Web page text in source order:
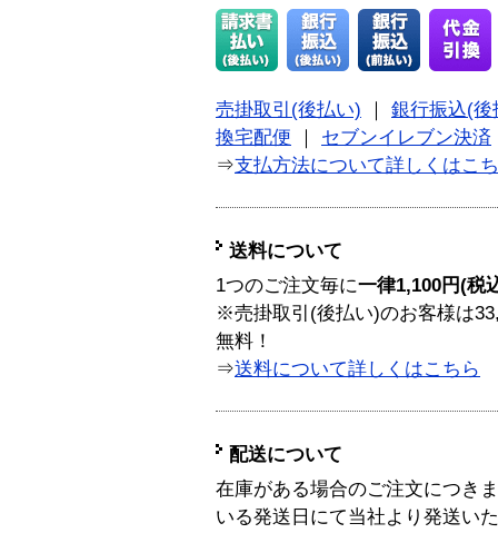
売掛取引(後払い)
銀行振込(後
換宅配便
セブンイレブン決済
⇒支払方法について詳しくはこ
送料について
1つのご注文毎に一律1,100円(税
※売掛取引(後払い)のお客様は
無料！
⇒送料について詳しくはこちら
配送について
在庫がある場合のご注文につき
いる発送日にて当社より発送い